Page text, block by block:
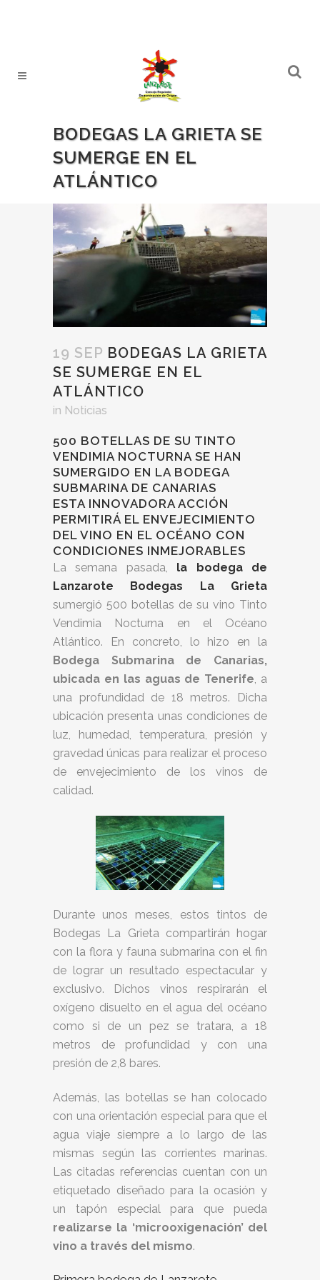
BODEGAS LA GRIETA SE
SUMERGE EN EL
ATLÁNTICO
19 SEP BODEGAS LA GRIETA
SE SUMERGE EN EL
ATLÁNTICO
in Noticias
500 BOTELLAS DE SU TINTO
VENDIMIA NOCTURNA SE HAN
SUMERGIDO EN LA BODEGA
SUBMARINA DE CANARIAS
ESTA INNOVADORA ACCIÓN
PERMITIRÁ EL ENVEJECIMIENTO
DEL VINO EN EL OCÉANO CON
CONDICIONES INMEJORABLES
La semana pasada, la bodega de
Lanzarote Bodegas La Grieta
sumergió 500 botellas de su vino Tinto
Vendimia Nocturna en el Océano
Atlántico. En concreto, lo hizo en la
Bodega Submarina de Canarias,
ubicada en las aguas de Tenerife, a
una profundidad de 18 metros. Dicha
ubicación presenta unas condiciones de
luz, humedad, temperatura, presión y
gravedad únicas para realizar el proceso
de envejecimiento de los vinos de
calidad.
Durante unos meses, estos tintos de
Bodegas La Grieta compartirán hogar
con la flora y fauna submarina con el fin
de lograr un resultado espectacular y
exclusivo. Dichos vinos respirarán el
oxígeno disuelto en el agua del océano
como si de un pez se tratara, a 18
metros de profundidad y con una
presión de 2,8 bares.
Además, las botellas se han colocado
con una orientación especial para que el
agua viaje siempre a lo largo de las
mismas según las corrientes marinas.
Las citadas referencias cuentan con un
etiquetado diseñado para la ocasión y
un tapón especial para que pueda
realizarse la ‘microoxigenación’ del
vino a través del mismo.